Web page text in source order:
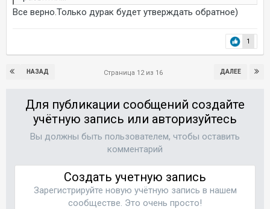
Все верно.Только дурак будет утверждать обратное)
1
НАЗАД ДАЛЕЕ
Страница 12 из 16
Для публикации сообщений создайте
учётную запись или авторизуйтесь
Вы должны быть пользователем, чтобы оставить
комментарий
Создать учетную запись
Зарегистрируйте новую учётную запись в нашем
сообществе. Это очень просто!